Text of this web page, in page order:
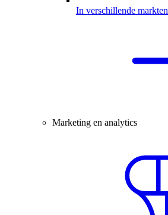
In verschillende markten
Marketing en analytics